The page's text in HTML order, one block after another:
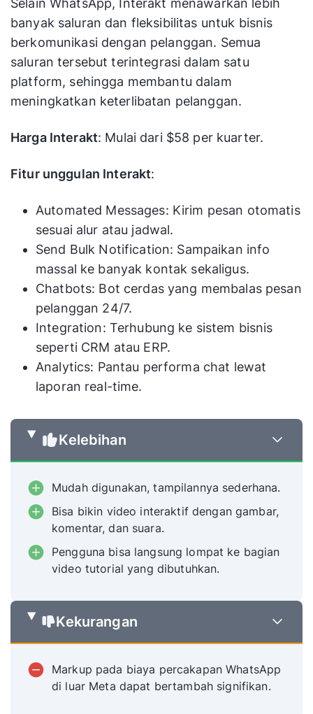
banyak saluran dan fleksibilitas untuk bisnis
berkomunikasi dengan pelanggan. Semua
saluran tersebut terintegrasi dalam satu
platform, sehingga membantu dalam
meningkatkan keterlibatan pelanggan.
Harga Interakt: Mulai dari $58 per kuarter.
Fitur unggulan Interakt:
Automated Messages: Kirim pesan otomatis
sesuai alur atau jadwal.
Send Bulk Notification: Sampaikan info
massal ke banyak kontak sekaligus.
Chatbots: Bot cerdas yang membalas pesan
pelanggan 24/7.
Integration: Terhubung ke sistem bisnis
seperti CRM atau ERP.
Analytics: Pantau performa chat lewat
laporan real-time.
Kelebihan
Mudah digunakan, tampilannya sederhana.
Bisa bikin video interaktif dengan gambar,
komentar, dan suara.
Pengguna bisa langsung lompat ke bagian
video tutorial yang dibutuhkan.
Kekurangan
Markup pada biaya percakapan WhatsApp
di luar Meta dapat bertambah signifikan.